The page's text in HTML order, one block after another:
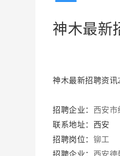
神木最新
神木最新招聘资讯
招聘企业： 西安市
联系地址：西安
招聘岗位： 铆工
招聘企业： 西安德